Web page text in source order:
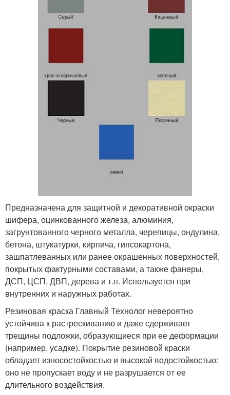
Предназначена для защитной и декоративной окраски
шифера, оцинкованного железа, алюминия,
загрунтованного черного металла, черепицы, ондулина,
бетона, штукатурки, кирпича, гипсокартона,
зашпатлеванных или ранее окрашенных поверхностей,
покрытых фактурными составами, а также фанеры,
ДСП, ЦСП, ДВП, дерева и т.п. Используется при
внутренних и наружных работах.
Резиновая краска Главный Технолог невероятно
устойчива к растрескиванию и даже сдерживает
трещины подложки, образующиеся при ее деформации
(например, усадке). Покрытие резиновой краски
обладает износостойкостью и высокой водостойкостью:
оно не пропускает воду и не разрушается от ее
длительного воздействия.